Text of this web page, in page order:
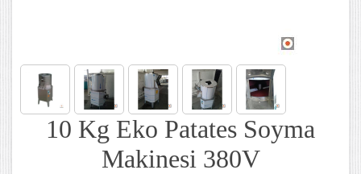
10 Kg Eko Patates Soyma
Makinesi 380V